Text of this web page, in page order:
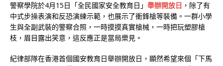
警察學院於4月15日「全民國家安全教育日」 舉辦開放日 ，除了有
中式步操表演和反恐演練示範，也展示了衝鋒槍等裝備。一群小學
生與全副武裝的警察合照，一時摸摸真實槍械，一時把玩塑膠槍
枝，眉目露出笑意，這反應正是當局樂見。
紀律部隊在香港首個國安教育日舉辦開放日，顯然希望來個「下馬